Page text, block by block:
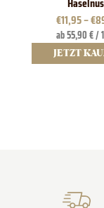
€11,95–€
ab 55,90 € /
JETZT